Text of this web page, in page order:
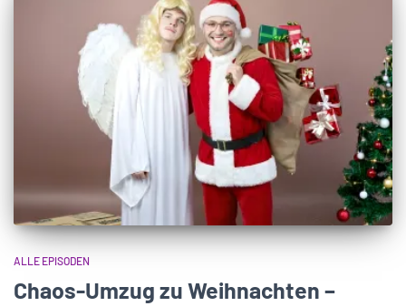
ALLE EPISODEN
Chaos-Umzug zu Weihnachten –